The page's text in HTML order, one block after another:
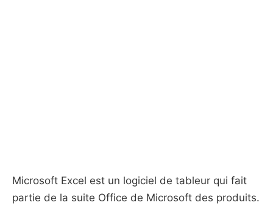
Microsoft Excel est un logiciel de tableur qui fait
partie de la suite Office de Microsoft des produits.